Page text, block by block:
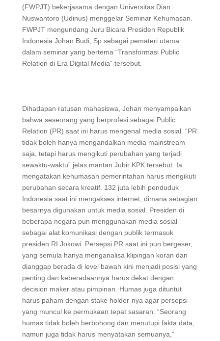
(FWPJT) bekerjasama dengan Universitas Dian
Nuswantoro (Udinus) menggelar Seminar Kehumasan.
FWPJT mengundang Juru Bicara Presiden Republik
Indonesia Johan Budi, Sp sebagai pemateri utama
dalam seminar yang bertema “Transformasi Public
Relation di Era Digital Media” tersebut.
Dihadapan ratusan mahasiswa, Johan menyampaikan
bahwa seseorang yang berprofesi sebagai Public
Relation (PR) saat ini harus mengenal media sosial. “PR
tidak boleh hanya mengandalkan media mainstream
saja, tetapi harus mengikuti perubahan yang terjadi
sewaktu-waktu” jelas mantan Jubir KPK tersebut. Ia
mengatakan kehumasan pemerintahan harus mengikuti
perubahan secara kreatif. 132 juta lebih penduduk
Indonesia saat ini mengakses internet, dimana sebagian
besarnya digunakan untuk media sosial. Presiden di
beberapa negara pun menggunakan media sosial
sebagai alat komunikasi dengan publik termasuk
presiden RI Jokowi. Persepsi PR saat ini pun bergeser,
yang semula hanya menganalisa klipingan koran dan
dianggap berada di level bawah kini menjadi posisi yang
penting dan keberadaannya harus dekat dengan
decision maker atau pimpinan. Humas juga dituntut
harus paham dengan stake holder-nya agar persepsi
yang muncul ke permukaan tepat sasaran. “Seorang
humas tidak boleh berbohong dan menutupi fakta data,
namun juga tidak harus menyatakan semuanya,”